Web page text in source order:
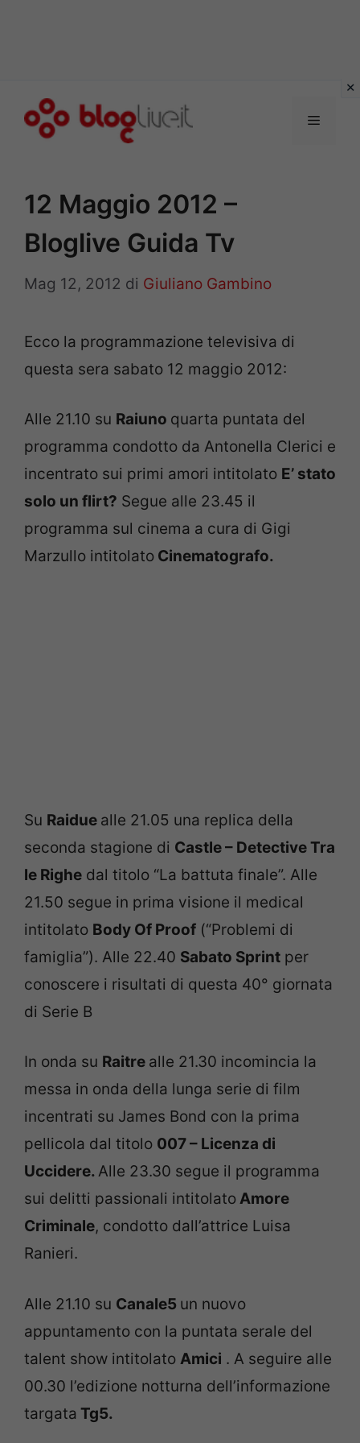
Menu
12 Maggio 2012 –
Bloglive Guida Tv
Mag 12, 2012 di Giuliano Gambino
Ecco la programmazione televisiva di
questa sera sabato 12 maggio 2012:
Alle 21.10 su Raiuno quarta puntata del
programma condotto da Antonella Clerici e
incentrato sui primi amori intitolato E’ stato
solo un flirt? Segue alle 23.45 il
programma sul cinema a cura di Gigi
Marzullo intitolato Cinematografo.
Su Raidue alle 21.05 una replica della
seconda stagione di Castle – Detective Tra
le Righe dal titolo “La battuta finale”. Alle
21.50 segue in prima visione il medical
intitolato Body Of Proof (“Problemi di
famiglia”). Alle 22.40 Sabato Sprint per
conoscere i risultati di questa 40° giornata
di Serie B
In onda su Raitre alle 21.30 incomincia la
messa in onda della lunga serie di film
incentrati su James Bond con la prima
pellicola dal titolo 007 – Licenza di
Uccidere.Alle 23.30 segue il programma
sui delitti passionali intitolatoAmore
Criminale, condotto dall’attrice Luisa
Ranieri.
Alle 21.10 su Canale5 un nuovo
appuntamento con la puntata serale del
talent show intitolato Amici . A seguire alle
00.30 l’edizione notturna dell’informazione
targata Tg5.